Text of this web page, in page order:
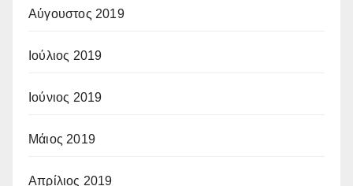
Αύγουστος 2019
Ιούλιος 2019
Ιούνιος 2019
Μάιος 2019
Απρίλιος 2019